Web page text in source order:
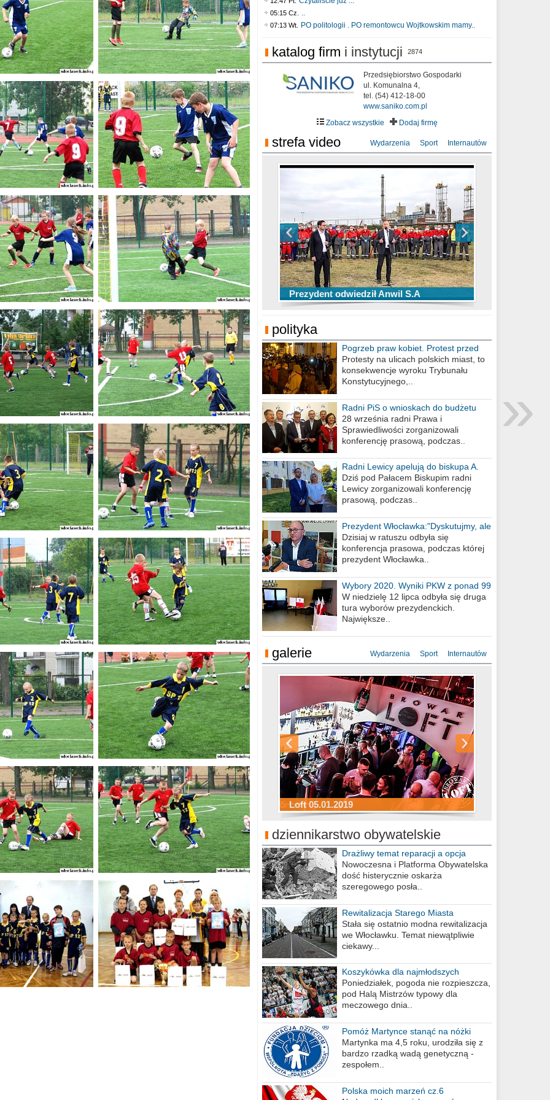
05:15 Cz. ..
07:13 Wt. PO politologii . PO remontowcu Wojtkowskim mamy..
katalog firm i instytucji 2874
Przedsiębiorstwo Gospodarki
ul. Komunalna 4,
tel. (54) 412-18-00
www.saniko.com.pl
Zobacz wszystkie
Dodaj firmę
strefa video Wydarzenia Sport Internautów
Prezydent odwiedził Anwil S.A
TOP 10 przechwytów Anwilu Włocławek
w EBL w sezonie 2019/2020
TOP 5 rzutów Anwilu Włocławek w BCL
w sezonie 2019/2020
Ni To Ponk - W oczach mamy strach
sixf33t .Last Year DRONE FOOTAGE
Włocławek
XXIII Sesja Rady Miasta Włocławek VIII
kadencji w dniu 09.06.2020 r.
polityka
Pogrzeb praw kobiet. Protest przed
biurem poselskim PiS
Protesty na ulicach polskich miast, to
konsekwencje wyroku Trybunału
Konstytucyjnego,..
Radni PiS o wnioskach do budżetu
miasta na 2021 rok
28 września radni Prawa i
Sprawiedliwości zorganizowali
konferencję prasową, podczas..
Radni Lewicy apelują do biskupa A.
Wiesława Meringa
Dziś pod Pałacem Biskupim radni
Lewicy zorganizowali konferencję
prasową, podczas..
Prezydent Włocławka:"Dyskutujmy, ale
nie obrażajmy się”
Dzisiaj w ratuszu odbyła się
konferencja prasowa, podczas której
prezydent Włocławka..
Wybory 2020. Wyniki PKW z ponad 99
procent obwodów
W niedzielę 12 lipca odbyła się druga
tura wyborów prezydenckich.
Największe..
galerie Wydarzenia Sport Internautów
Loft 05.01.2019
Sylwester Podgrodzie 31.12.2018
Sylwester Pensjonat Michelin 31.12.2018
Sylwester Hotel Młyn 31.12.2018
Sylwester Miejski 31.12.2018
Sylwester Loft 31.12.2018
dziennikarstwo obywatelskie
Drażliwy temat reparacji a opcja
berlińska
Nowoczesna i Platforma Obywatelska
dość histerycznie oskarża
szeregowego posła..
Rewitalizacja Starego Miasta
Stała się ostatnio modna rewitalizacja
we Włocławku. Temat niewątpliwie
ciekawy...
Koszykówka dla najmłodszych
Poniedziałek, pogoda nie rozpieszcza,
pod Halą Mistrzów typowy dla
meczowego dnia..
Pomóż Martynce stanąć na nóżki
Martynka ma 4,5 roku, urodziła się z
bardzo rzadką wadą genetyczną -
zespołem..
Polska moich marzeń cz.6
»